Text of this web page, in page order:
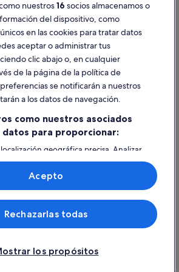
y cómo denunciar contenido
hotel o de un alquiler vacacional
internacionales
empresa de Expedia Group. Todos los
y el logotipo de Expedia son marcas
registradas de Expedia, Inc.
nuestros16 socios almacenamos o
del dispositivo, como
en las cookies para tratar datos
aceptar o administrar tus
clic abajo o, en cualquier
de la página de la política de
se notificarán a nuestros
a los datos de navegación.
como nuestros asociados
para proporcionar:
geográfica precisa. Analizar
del dispositivo para su
la información en un dispositivo
Publicidad y contenido personalizados,
y contenido, investigación de
de servicios.
(proveedores)
los propósitos
Rechazarlas todas
Acepto